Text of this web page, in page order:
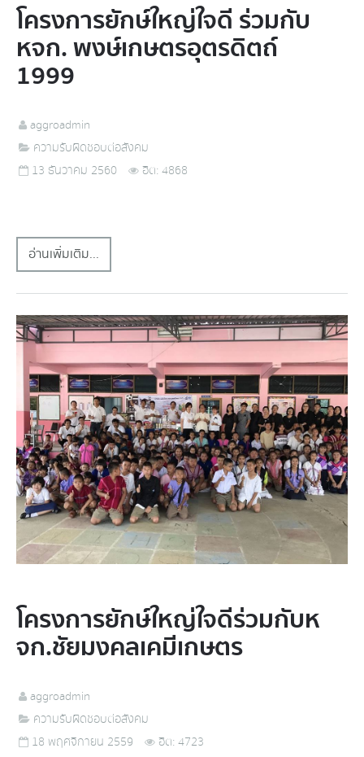
โครงการยักษ์ใหญ่ใจดี ร่วมกับ
หจก. พงษ์เกษตรอุตรดิตถ์
1999
aggroadmin
ความรับผิดชอบต่อสังคม
13 ธันวาคม 2560
ฮิต: 4868
อ่านเพิ่มเติม...
โครงการยักษ์ใหญ่ใจดีร่วมกับห
จก.ชัยมงคลเคมีเกษตร
aggroadmin
ความรับผิดชอบต่อสังคม
18 พฤศจิกายน 2559
ฮิต: 4723